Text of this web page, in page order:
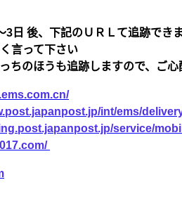
3日 後、下記のＵＲＬて追跡で
く言って下さい
ちのほうも追跡しますので、ご心
int/ems/
service/